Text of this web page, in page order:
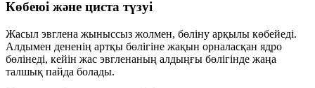
Көбеюі және циста түзуі
Жасыл эвглена жыныссыз жолмен, бөліну арқылы көбейеді.
Алдымен дененің артқы бөлігіне жақын орналасқан ядро
бөлінеді, кейін жас эвгленаның алдыңғы бөлігінде жаңа
талшық пайда болады.